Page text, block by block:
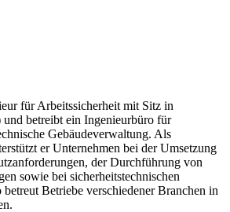
für Arbeitssicherheit mit Sitz in
betreibt ein Ingenieurbüro für
Gebäudeverwaltung. Als
er Unternehmen bei der Umsetzung
der Durchführung von
sowie bei sicherheitstechnischen
Betriebe verschiedener Branchen in